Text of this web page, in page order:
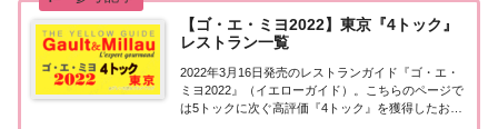
【ゴ・エ・ミヨ2022】東京『4トック』
レストラン一覧
2022年3月16日発売のレストランガイド『ゴ・エ・
ミヨ2022』（イエローガイド）。こちらのページで
は5トックに次ぐ高評価『4トック』を獲得したお店